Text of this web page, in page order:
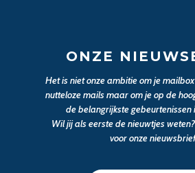
ONZE
Het is niet onze ambitie om je
nutteloze mails maar om je op de
de belangrijkste gebeurtenissen
Wil jij als eerste de nieuwtjes
voor onze